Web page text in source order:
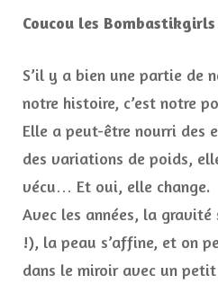
Coucou les Bombastikgirls
S’il y a bien une partie de
notre histoire, c’est notre
Elle a peut-être nourri des
des variations de poids,
vécu… Et oui, elle change.
Avec les années, la
!), la peau s’affine, et on
dans le miroir avec un